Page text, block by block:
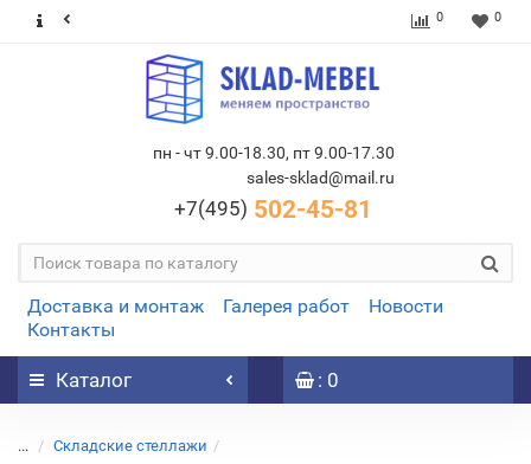
0 0
пн - чт 9.00-18.30, пт 9.00-17.30
sales-sklad@mail.ru
+7(495) 502-45-81
Доставка и монтаж Галерея работ
Новости
Контакты
Каталог : 0
... Складские стеллажи